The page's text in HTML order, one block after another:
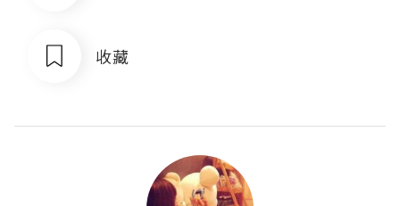
收藏